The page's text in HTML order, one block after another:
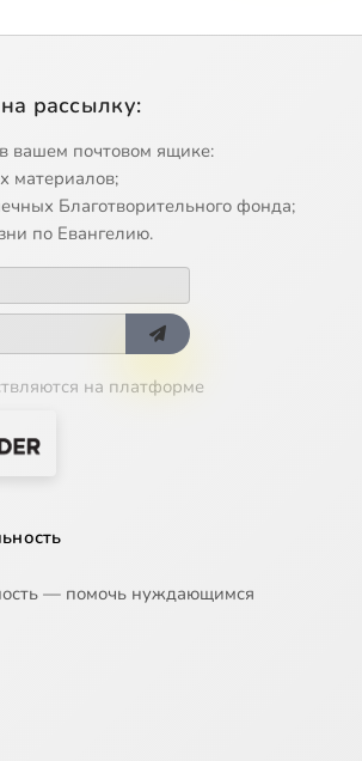
рассылку:
вашем почтовом ящике:
материалов;
Благотворительного фонда;
по Евангелию.
на платформе
— помочь нуждающимся